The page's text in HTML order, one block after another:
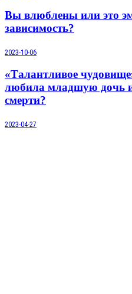
Вы влюблены или это
зависимость?
2023-10-06
«Талантливое
любила младшую дочь и
смерти?
2023-04-27